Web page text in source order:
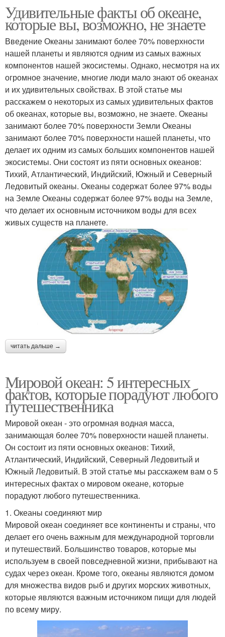
Удивительные факты об океане,
которые вы, возможно, не знаете
Введение Океаны занимают более 70% поверхности
нашей планеты и являются одним из самых важных
компонентов нашей экосистемы. Однако, несмотря на их
огромное значение, многие люди мало знают об океанах
и их удивительных свойствах. В этой статье мы
расскажем о некоторых из самых удивительных фактов
об океанах, которые вы, возможно, не знаете. Океаны
занимают более 70% поверхности Земли Океаны
занимают более 70% поверхности нашей планеты, что
делает их одним из самых больших компонентов нашей
экосистемы. Они состоят из пяти основных океанов:
Тихий, Атлантический, Индийский, Южный и Северный
Ледовитый океаны. Океаны содержат более 97% воды
на Земле Океаны содержат более 97% воды на Земле,
что делает их основным источником воды для всех
живых существ на планете.
читать дальше →
Мировой океан: 5 интересных
фактов, которые порадуют любого
путешественника
Мировой океан - это огромная водная масса,
занимающая более 70% поверхности нашей планеты.
Он состоит из пяти основных океанов: Тихий,
Атлантический, Индийский, Северный Ледовитый и
Южный Ледовитый. В этой статье мы расскажем вам о 5
интересных фактах о мировом океане, которые
порадуют любого путешественника.
1. Океаны соединяют мир
Мировой океан соединяет все континенты и страны, что
делает его очень важным для международной торговли
и путешествий. Большинство товаров, которые мы
используем в своей повседневной жизни, прибывают на
судах через океан. Кроме того, океаны являются домом
для множества видов рыб и других морских животных,
которые являются важным источником пищи для людей
по всему миру.